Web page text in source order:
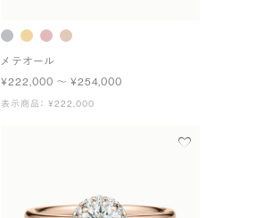
メテオール
¥222,000 〜 ¥254,000
表示商品： ¥222,000